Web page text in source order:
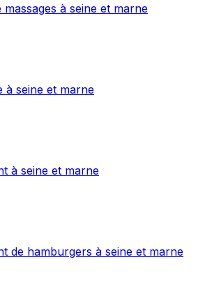
massages à seine et marne
à seine et marne
à seine et marne
de hamburgers à seine et marne